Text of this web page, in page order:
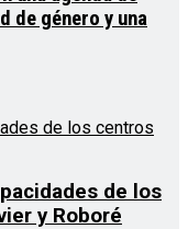
de género y una
de los
y Roboré